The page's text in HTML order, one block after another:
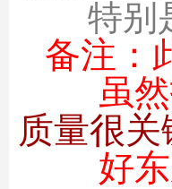
特别是
备注：
虽
质量很关
好东东